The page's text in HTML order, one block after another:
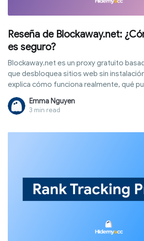
Reseña de Blockaway.net:
es seguro?
Blockaway.net es un proxy gratuito
que desbloquea sitios web sin
explica cómo funciona realmente, qué
proteger, y cuándo necesitas una
proteger tu identidad de verdad.
Emma Nguyen
3 min read